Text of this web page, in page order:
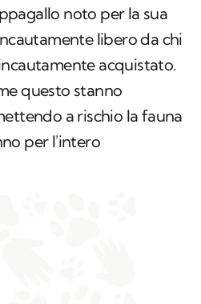
noto per la sua
libero da chi
acquistato.
questo stanno
a rischio la fauna
per l'intero